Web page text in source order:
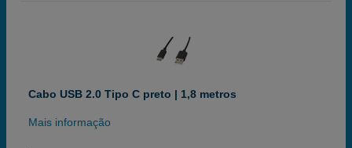
Cabo USB 2.0 Tipo C preto | 1,8 metros
Mais informação